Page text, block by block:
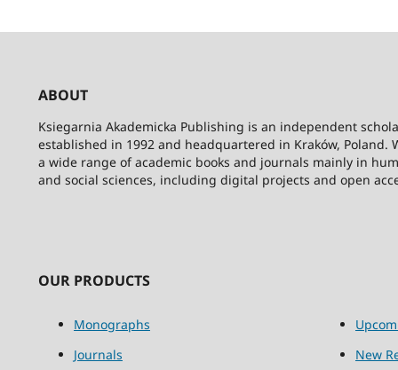
ABOUT
Ksiegarnia Akademicka Publishing is an independent
established in 1992 and headquartered in Kraków, Poland.
a wide range of academic books and journals mainly in
and social sciences, including digital projects and open
OUR PRODUCTS
Monographs
Journals
New